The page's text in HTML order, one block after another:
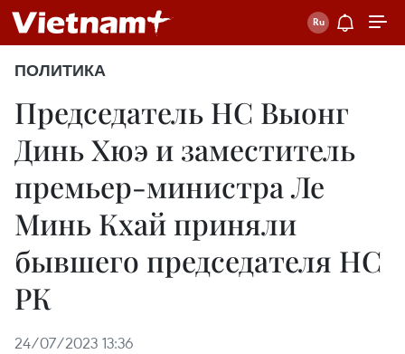
ПОЛИТИКА
Председатель НС Выонг
Динь Хюэ и заместитель
премьер-министра Ле
Минь Кхай приняли
бывшего председателя НС
РК
24/07/2023 13:36